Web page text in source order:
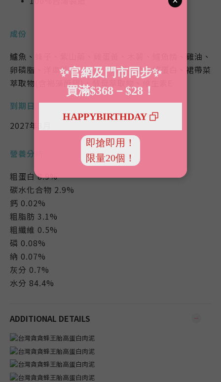
成份
鱸魚、蜂子、紫山藥、雞蛋黃、木薯、鱸魚精、雞油、
卵磷脂、洋車前子、蒟蒻、柴魚、魚水解蛋白、裙帶菜
萃取物(含褐藻醣膠)、酵母萃取物、維生素E
到期日
2027年3月
營養分析
粗蛋白 8.9%
碳水化合物 2.9%
鈣 0.02%
粗脂肪 3.1%
粗纖維 0.5%
磷 0.08%
納 0.07%
灰分 0.7%
水分 84.4%
ADDITIONAL DETAILS